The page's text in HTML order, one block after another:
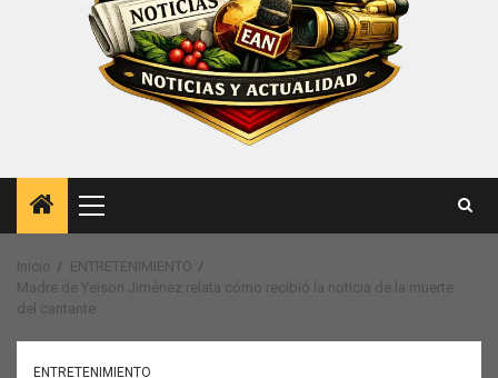
Menú
principal
Inicio
ENTRETENIMIENTO
Madre de Yeison Jiménez relata cómo recibió la noticia de la muerte
del cantante
ENTRETENIMIENTO